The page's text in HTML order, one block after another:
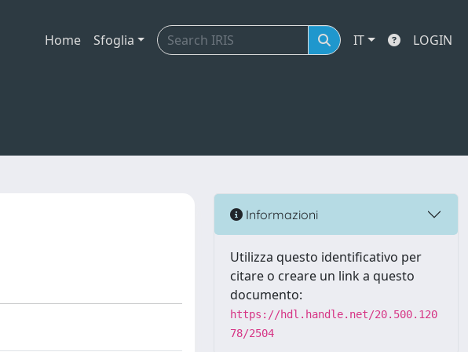
Home Sfoglia IT LOGIN
Informazioni
Utilizza questo identificativo per
citare o creare un link a questo
documento:
https://hdl.handle.net/20.500.120
78/2504